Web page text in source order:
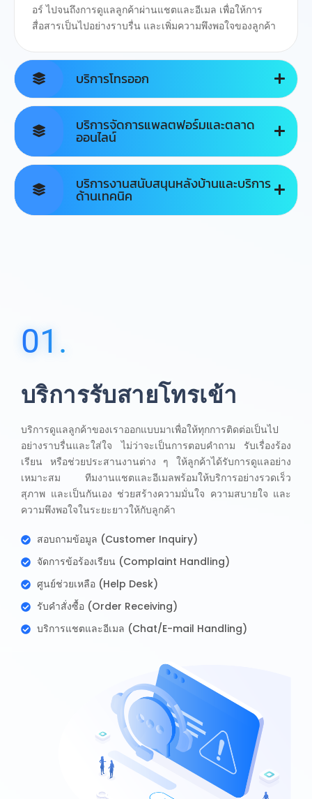
อร์ ไปจนถึงการดูแลลูกค้าผ่านแชตและอีเมล เพื่อให้การ
สื่อสารเป็นไปอย่างราบรื่น และเพิ่มความพึงพอใจของลูกค้า
บริการโทรออก
บริการจัดการแพลตฟอร์มและตลาด
ออนไลน์
บริการงานสนับสนุนหลังบ้านและบริการ
ด้านเทคนิค
01.
บริการรับสายโทรเข้า
บริการดูแลลูกค้าของเราออกแบบมาเพื่อให้ทุกการติดต่อเป็นไป
อย่างราบรื่นและใส่ใจ ไม่ว่าจะเป็นการตอบคำถาม รับเรื่องร้อง
เรียน หรือช่วยประสานงานต่าง ๆ ให้ลูกค้าได้รับการดูแลอย่าง
เหมาะสม ทีมงานแชตและอีเมลพร้อมให้บริการอย่างรวดเร็ว
สุภาพ และเป็นกันเอง ช่วยสร้างความมั่นใจ ความสบายใจ และ
ความพึงพอใจในระยะยาวให้กับลูกค้า
สอบถามข้อมูล (Customer Inquiry)
จัดการข้อร้องเรียน (Complaint Handling)
ศูนย์ช่วยเหลือ (Help Desk)
รับคำสั่งซื้อ (Order Receiving)
บริการแชตและอีเมล (Chat/E-mail Handling)